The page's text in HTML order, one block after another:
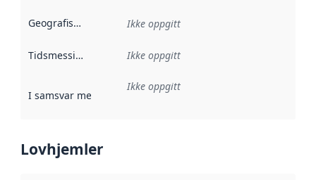
Geografisk avgrensning :
Ikke oppgitt
Tidsmessig avgrensning :
Ikke oppgitt
I samsvar med Referanse til en implementasjonsregel
Ikke oppgitt
Lovhjemler